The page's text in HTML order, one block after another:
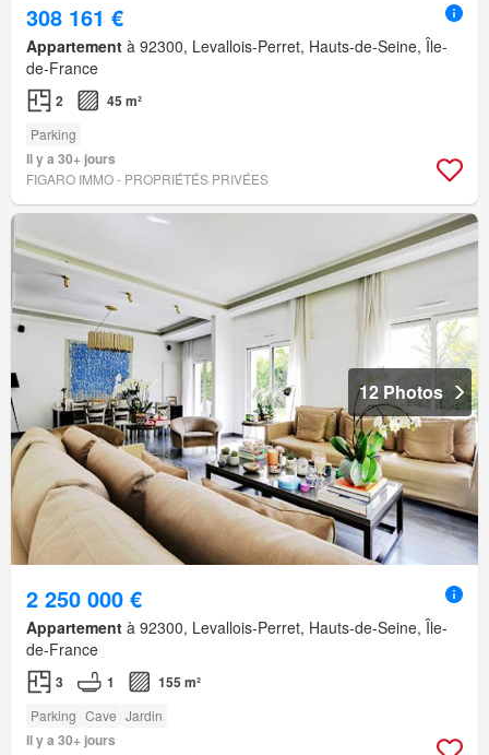
308 161 €
Appartement à 92300, Levallois-Perret, Hauts-de-Seine, Île-
de-France
2 45 m²
Parking
Il y a 30+ jours
FIGARO IMMO - PROPRIÉTÉS PRIVÉES
12 Photos
2 250 000 €
Appartement à 92300, Levallois-Perret, Hauts-de-Seine, Île-
de-France
3 1 155 m²
Parking Cave Jardin
Il y a 30+ jours